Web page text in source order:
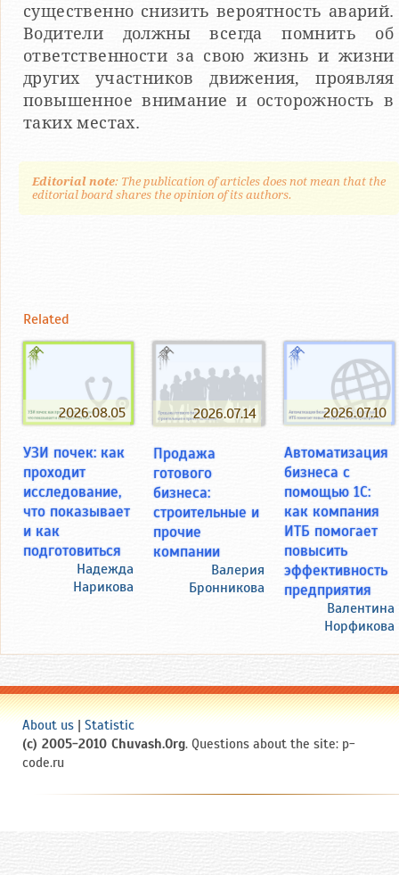
существенно снизить вероятность аварий.
Водители должны всегда помнить об
ответственности за свою жизнь и жизни
других участников движения, проявляя
повышенное внимание и осторожность в
таких местах.
Editorial note: The publication of articles does not mean that the
editorial board shares the opinion of its authors.
Related
2026.08.05
УЗИ почек: как
проходит
исследование,
что показывает
и как
подготовиться
Надежда
Нарикова
2026.07.14
Продажа
готового
бизнеса:
строительные и
прочие
компании
Валерия
Бронникова
2026.07.10
Автоматизация
бизнеса с
помощью 1С:
как компания
ИТБ помогает
повысить
эффективность
предприятия
Валентина
Норфикова
About us | Statistic
(c) 2005-2010 Chuvash.Org. Questions about the site: p-
code.ru